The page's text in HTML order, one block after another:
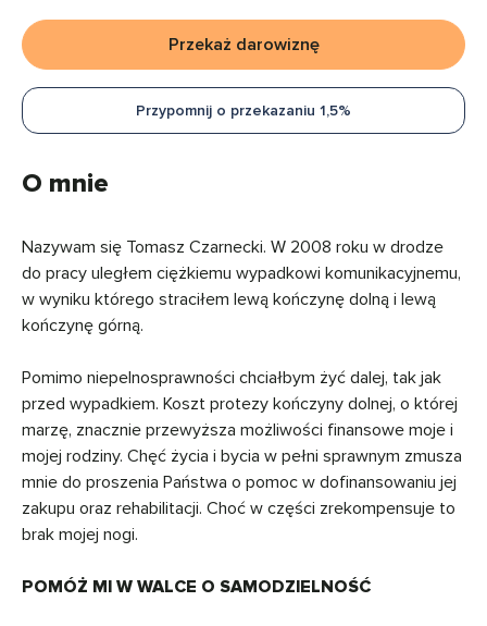
Przekaż darowiznę
Przypomnij o przekazaniu 1,5%
O mnie
Nazywam się Tomasz Czarnecki. W 2008 roku w drodze
do pracy uległem ciężkiemu wypadkowi komunikacyjnemu,
w wyniku którego straciłem lewą kończynę dolną i lewą
kończynę górną.
Pomimo niepelnosprawności chciałbym żyć dalej, tak jak
przed wypadkiem. Koszt protezy kończyny dolnej, o której
marzę, znacznie przewyższa możliwości finansowe moje i
mojej rodziny. Chęć życia i bycia w pełni sprawnym zmusza
mnie do proszenia Państwa o pomoc w dofinansowaniu jej
zakupu oraz rehabilitacji. Choć w części zrekompensuje to
brak mojej nogi.
POMÓŻ MI W WALCE O SAMODZIELNOŚĆ